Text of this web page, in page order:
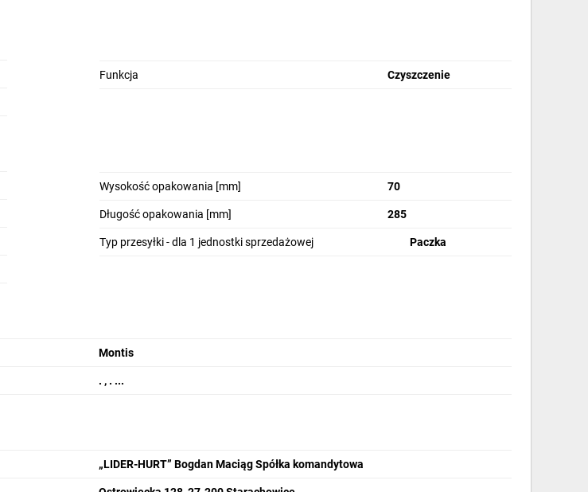
Funkcja Czyszczenie
Wysokość opakowania [mm] 70
Długość opakowania [mm] 285
Typ przesyłki - dla 1 jednostki sprzedażowej Paczka
Montis
. , . ...
„LIDER-HURT” Bogdan Maciąg Spółka komandytowa